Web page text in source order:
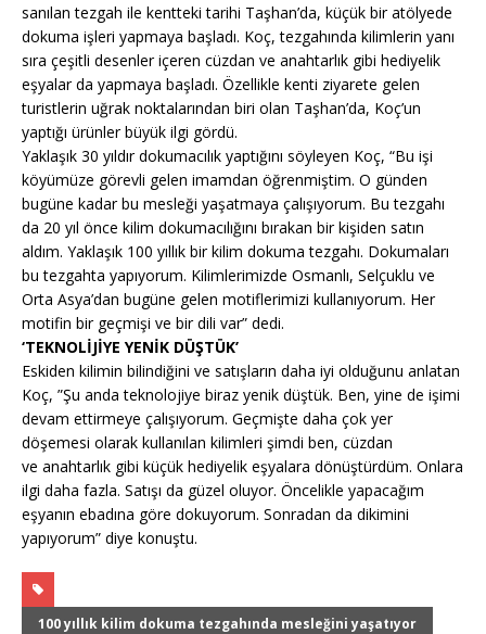
sanılan tezgah ile kentteki tarihi Taşhan’da, küçük bir atölyede
dokuma işleri yapmaya başladı. Koç, tezgahında kilimlerin yanı
sıra çeşitli desenler içeren cüzdan ve anahtarlık gibi hediyelik
eşyalar da yapmaya başladı. Özellikle kenti ziyarete gelen
turistlerin uğrak noktalarından biri olan Taşhan’da, Koç’un
yaptığı ürünler büyük ilgi gördü.
Yaklaşık 30 yıldır dokumacılık yaptığını söyleyen Koç, “Bu işi
köyümüze görevli gelen imamdan öğrenmiştim. O günden
bugüne kadar bu mesleği yaşatmaya çalışıyorum. Bu tezgahı
da 20 yıl önce kilim dokumacılığını bırakan bir kişiden satın
aldım. Yaklaşık 100 yıllık bir kilim dokuma tezgahı. Dokumaları
bu tezgahta yapıyorum. Kilimlerimizde Osmanlı, Selçuklu ve
Orta Asya’dan bugüne gelen motiflerimizi kullanıyorum. Her
motifin bir geçmişi ve bir dili var” dedi.
‘TEKNOLİJİYE YENİK DÜŞTÜK’
Eskiden kilimin bilindiğini ve satışların daha iyi olduğunu anlatan
Koç, ”Şu anda teknolojiye biraz yenik düştük. Ben, yine de işimi
devam ettirmeye çalışıyorum. Geçmişte daha çok yer
döşemesi olarak kullanılan kilimleri şimdi ben, cüzdan
ve anahtarlık gibi küçük hediyelik eşyalara dönüştürdüm. Onlara
ilgi daha fazla. Satışı da güzel oluyor. Öncelikle yapacağım
eşyanın ebadına göre dokuyorum. Sonradan da dikimini
yapıyorum” diye konuştu.
100 yıllık kilim dokuma tezgahında mesleğini yaşatıyor